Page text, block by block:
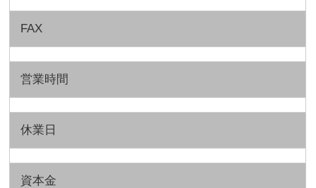
FAX
営業時間
休業日
資本金